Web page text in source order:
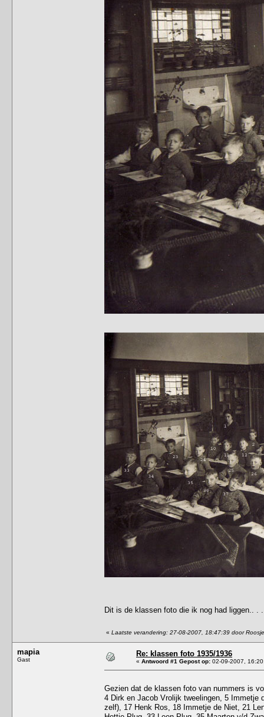
Dit is de klassen foto die ik nog had liggen.. .
« Laatste verandering: 27-08-2007, 18:47:39 door Roosje
mapia
Gast
Re: klassen foto 1935/1936
« Antwoord #1 Gepost op: 02-09-2007,
Gezien dat de klassen foto van nummers is
4 Dirk en Jacob Vrolijk tweelingen, 5 Immetje
zelf), 17 Henk Ros, 18 Immetje de Niet, 21